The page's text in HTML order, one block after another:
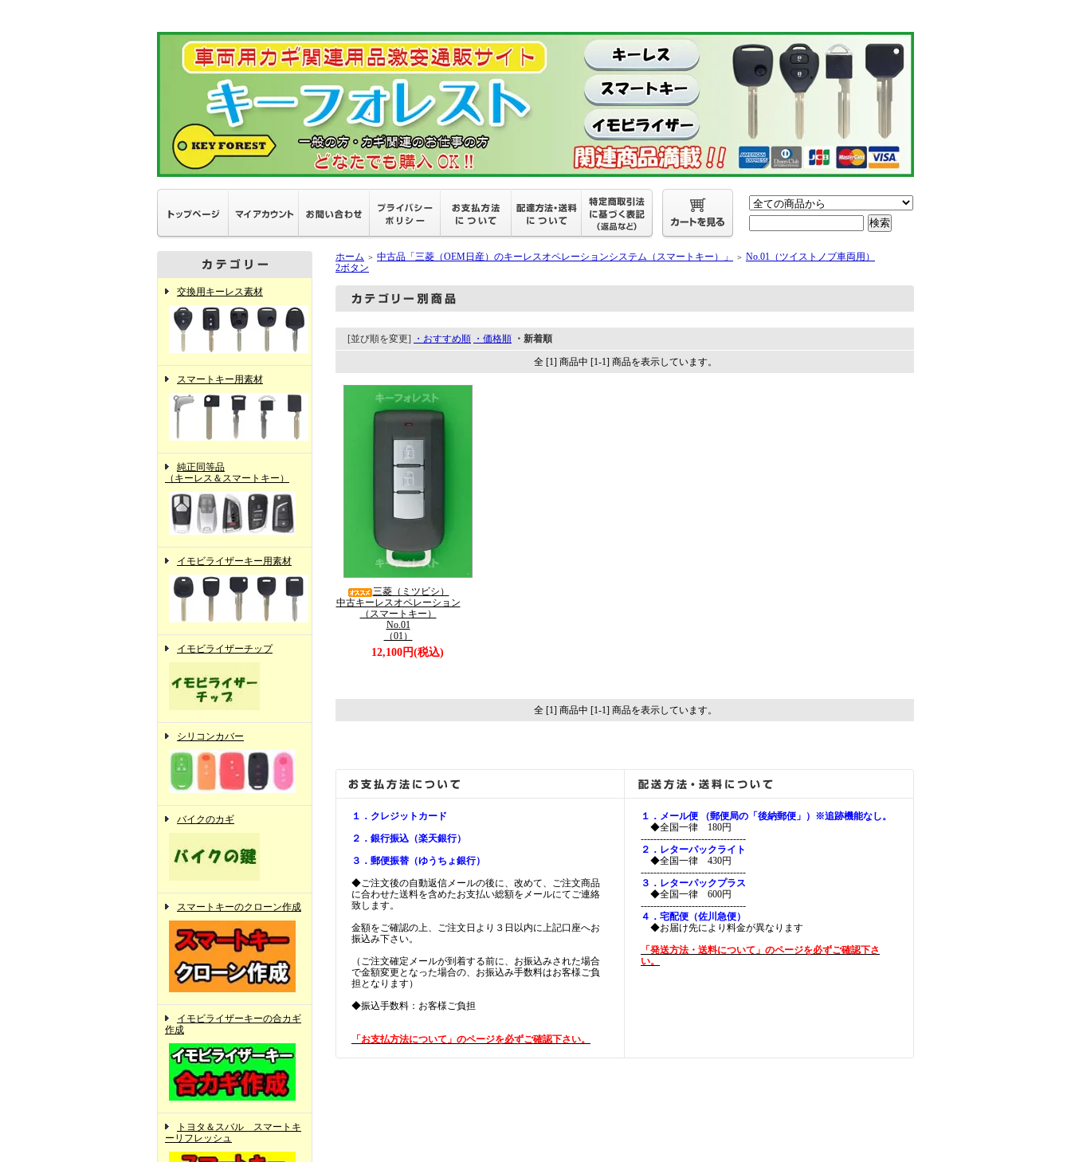
交換用キーレス素材
スマートキー用素材
純正同等品
（キーレス＆スマートキー）
イモビライザーキー用素材
イモビライザーチップ
シリコンカバー
バイクのカギ
スマートキーのクローン作成
イモビライザーキーの合カギ
作成
トヨタ＆スバル スマートキ
ーリフレッシュ
ホーム ＞ 中古品「三菱（OEM日産）のキーレスオペレーションシステム（スマートキー）」 ＞ No.01（ツイストノブ車両用）
2ボタン
[並び順を変更] ・おすすめ順 ・価格順 ・新着順
全 [1] 商品中 [1-1] 商品を表示しています。
三菱（ミツビシ）
中古キーレスオペレーション
（スマートキー）
No.01
（01）
12,100円(税込)
全 [1] 商品中 [1-1] 商品を表示しています。
１．クレジットカード
２．銀行振込（楽天銀行）
３．郵便振替（ゆうちょ銀行）
◆ご注文後の自動返信メールの後に、改めて、ご注文商品
に合わせた送料を含めたお支払い総額をメールにてご連絡
致します。
金額をご確認の上、ご注文日より３日以内に上記口座へお
振込み下さい。
（ご注文確定メールが到着する前に、お振込みされた場合
で金額変更となった場合の、お振込み手数料はお客様ご負
担となります）
◆振込手数料：お客様ご負担
「お支払方法について」のページを必ずご確認下さい。
１．メール便 （郵便局の「後納郵便」）※追跡機能なし。
◆全国一律 180円
---------------------------------
２．レターパックライト
◆全国一律 430円
---------------------------------
３．レターパックプラス
◆全国一律 600円
---------------------------------
４．宅配便（佐川急便）
◆お届け先により料金が異なります
「発送方法・送料について」のページを必ずご確認下さ
い。